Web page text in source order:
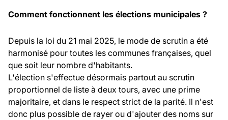
Comment fonctionnent les élections municipales ?
Depuis la loi du 21 mai 2025, le mode de scrutin a été
harmonisé pour toutes les communes françaises, quel
que soit leur nombre d'habitants.
L'élection s'effectue désormais partout au scrutin
proportionnel de liste à deux tours, avec une prime
majoritaire, et dans le respect strict de la parité. Il n'est
donc plus possible de rayer ou d'ajouter des noms sur